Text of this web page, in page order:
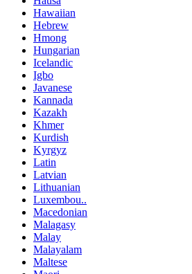
Hawaiian
Hebrew
Hmong
Hungarian
Icelandic
Igbo
Javanese
Kannada
Kazakh
Khmer
Kurdish
Kyrgyz
Latin
Latvian
Lithuanian
Luxembou..
Macedonian
Malagasy
Malay
Malayalam
Maltese